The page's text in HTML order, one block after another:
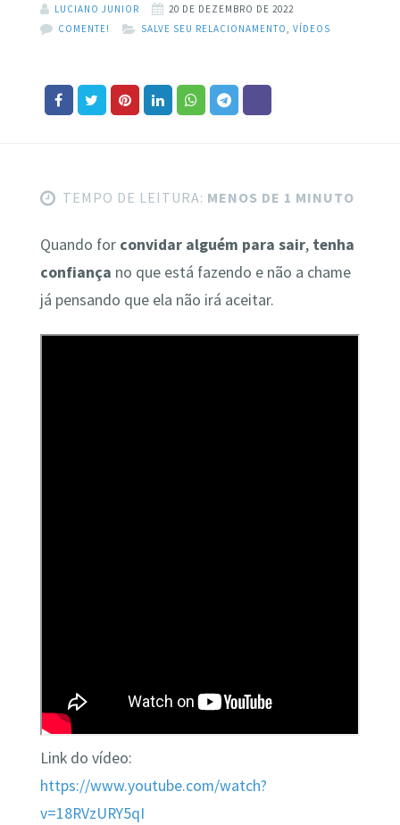
LUCIANO JUNIOR
20 DE DEZEMBRO DE 2022
COMENTE!
SALVE SEU RELACIONAMENTO VÍDEOS
TEMPO DE LEITURA: MENOS DE 1 MINUTO
Quando for convidar alguém para sair, tenha
confiança no que está fazendo e não a chame
já pensando que ela não irá aceitar.
Link do vídeo:
https://www.youtube.com/watch?
v=18RVzURY5qI